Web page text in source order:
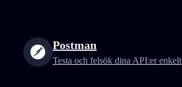
Postman
Testa och felsök dina API:er enkelt